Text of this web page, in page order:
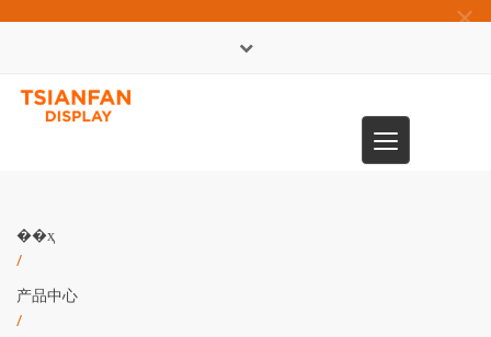
×
Toggle
navigation
��ҳ
/
产品中心
/